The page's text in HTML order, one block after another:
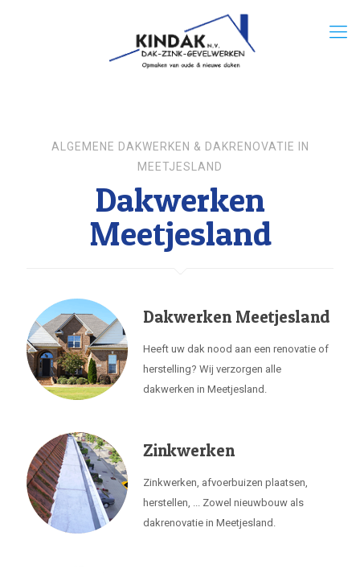
ALGEMENE DAKWERKEN & DAKRENOVATIE IN
MEETJESLAND
Dakwerken
Meetjesland
Dakwerken Meetjesland
Heeft uw dak nood aan een renovatie of
herstelling? Wij verzorgen alle
dakwerken in Meetjesland.
Zinkwerken
Zinkwerken, afvoerbuizen plaatsen,
herstellen, ... Zowel nieuwbouw als
dakrenovatie in Meetjesland.